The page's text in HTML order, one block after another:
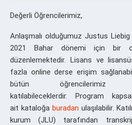
Değerli Öğrencilerimiz,
Anlaşmalı olduğumuz Justus
2021 Bahar dönemi için bir
düzenlemektedir. Lisans ve
fazla online derse erişim
bütün öğrencilerimiz
katılabileceklerdir. Program
ait kataloğa buradan ulaşılabilir.
kurum (JLU) tarafından